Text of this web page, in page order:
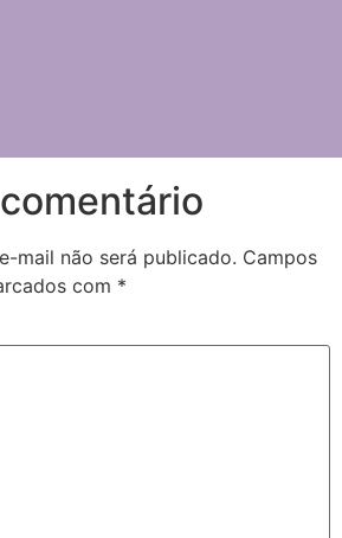
mail não será publicado. Campos
com *